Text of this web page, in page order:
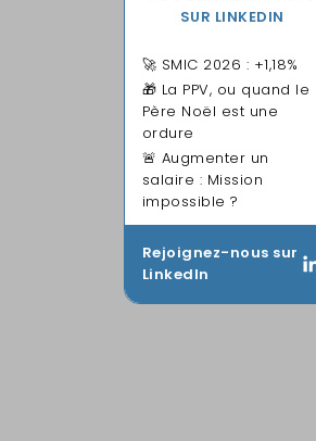
SUR LINKEDIN
🚀 SMIC 2026 : +1,18%
🎁 La PPV, ou quand le
Père Noël est une
ordure
🚨 Augmenter un
salaire : Mission
impossible ?
Rejoignez-nous sur
LinkedIn